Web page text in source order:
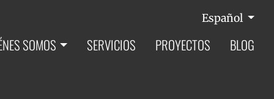
Español
SOMOS SERVICIOS PROYECTOS BLOG